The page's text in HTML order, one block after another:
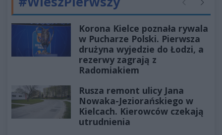
Poprzednie
Korona Kielce poznała rywala
w Pucharze Polski. Pierwsza
drużyna wyjedzie do Łodzi, a
rezerwy zagrają z
Radomiakiem
Rusza remont ulicy Jana
Nowaka-Jeziorańskiego w
Kielcach. Kierowców czekają
utrudnienia